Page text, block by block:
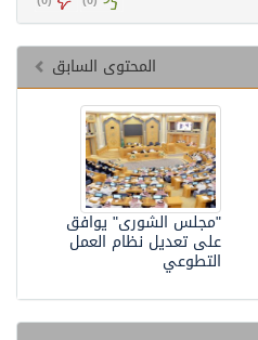
المحتوى السابق
"مجلس الشورى" يوافق
على تعديل نظام العمل
التطوعي